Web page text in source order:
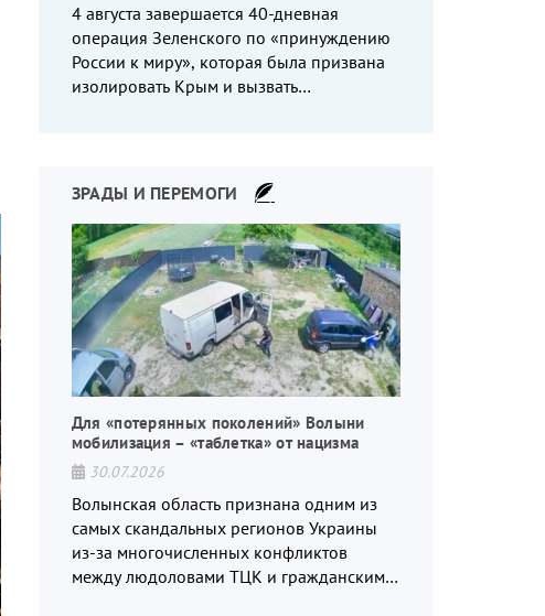
4 августа завершается 40-дневная
операция Зеленского по «принуждению
России к миру», которая была призвана
изолировать Крым и вызвать
ЗРАДЫ И ПЕРЕМОГИ
Для «потерянных поколений» Волыни
мобилизация – «таблетка» от нацизма
30.07.2026
Волынская область признана одним из
самых скандальных регионов Украины
из-за многочисленных конфликтов
между людоловами ТЦК и гражданским